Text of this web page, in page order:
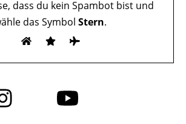
dass du kein Spambot bist und
das Symbol Stern.
Folge